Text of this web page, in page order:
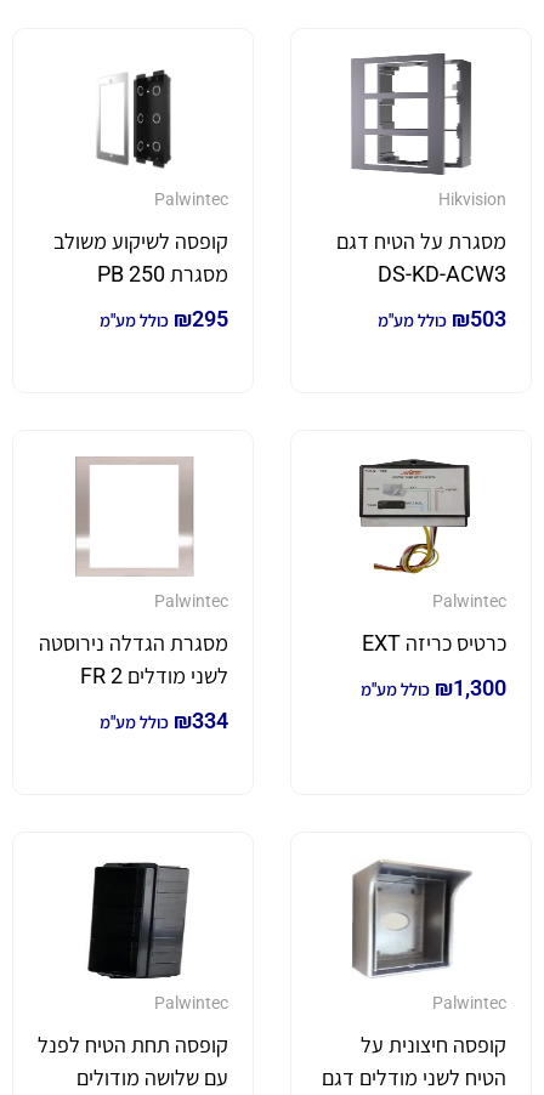
Hikvision
מסגרת על הטיח דגם
DS-KD-ACW3
₪503 כולל מע"מ
Palwintec
קופסה לשיקוע משולב
מסגרת PB 250
₪295 כולל מע"מ
Palwintec
כרטיס כריזה EXT
₪1,300 כולל מע"מ
Palwintec
מסגרת הגדלה נירוסטה
לשני מודלים FR 2
₪334 כולל מע"מ
Palwintec
קופסה חיצונית על
הטיח לשני מודלים דגם
Palwintec
קופסה תחת הטיח לפנל
עם שלושה מודולים